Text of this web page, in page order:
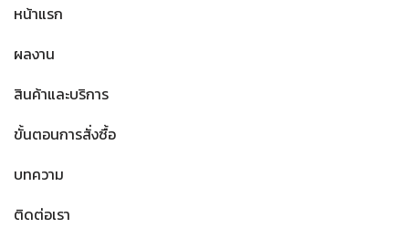
หน้าแรก
ผลงาน
สินค้าและบริการ
ขั้นตอนการสั่งซื้อ
บทความ
ติดต่อเรา